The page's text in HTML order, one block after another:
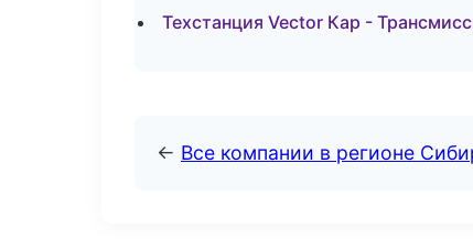
Техстанция Vector Кар -
← Все компании в регионе